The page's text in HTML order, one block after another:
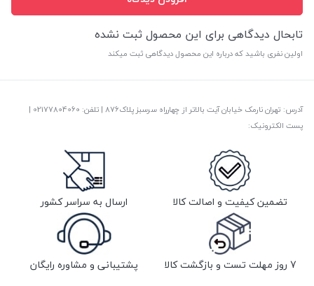
تابحال دیدگاهی برای این محصول ثبت نشده
اولین نفری باشید که درباره این محصول دیدگاهی ثبت میکند
آدرس: تهران نارمک خیابان آیت بالاتر از چهارراه سرسبز پلاک876 | تلفن: ‎02177804060 |
پست الکترونیک:
تضمین کیفیت و اصالت کالا ارسال به سراسر کشور
7 روز مهلت تست و بازگشت کالا پشتیبانی و مشاوره رایگان